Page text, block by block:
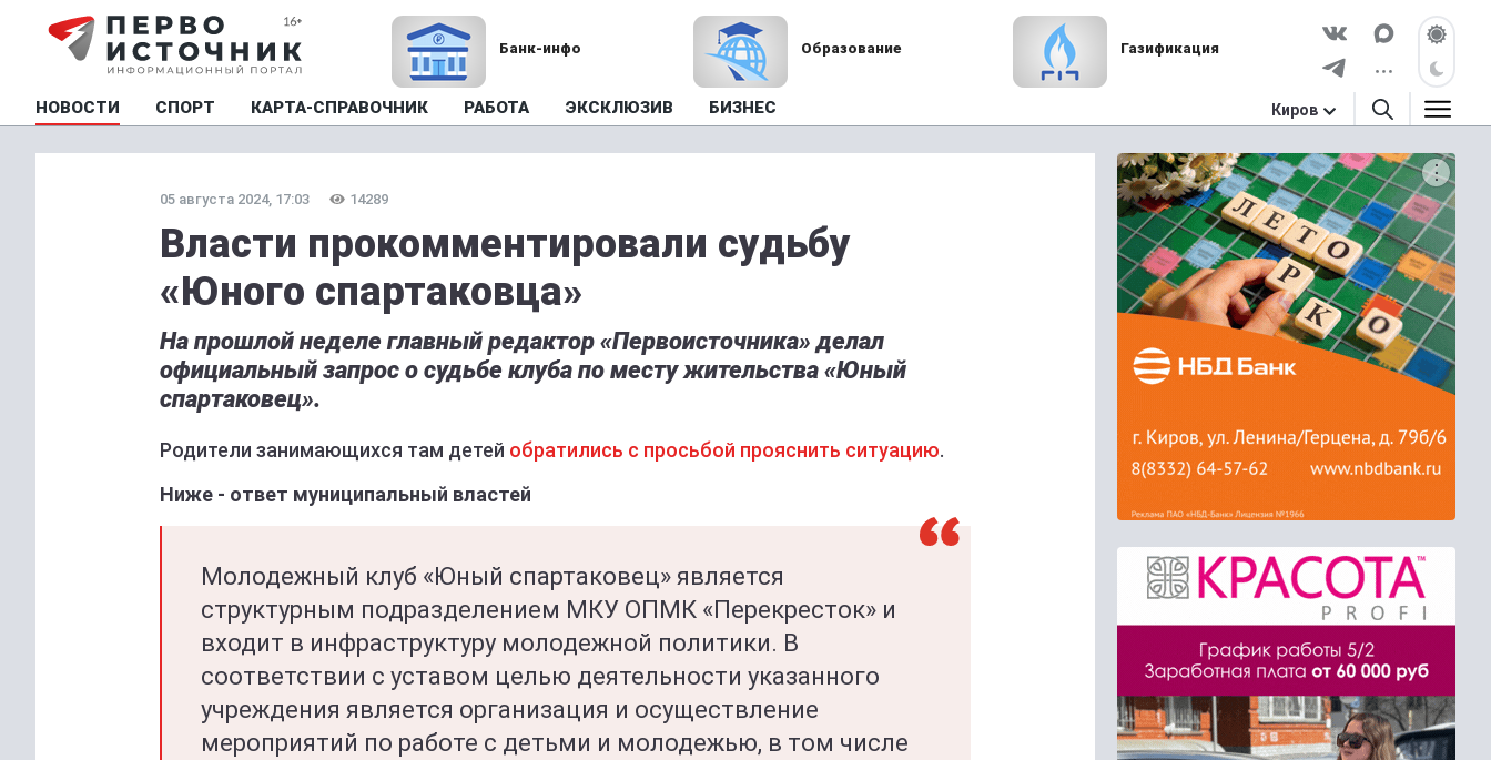
Банк-инфо Образование Газификация
НОВОСТИ СПОРТ КАРТА-СПРАВОЧНИК РАБОТА ЭКСКЛЮЗИВ БИЗНЕС Киров
05 августа 2024, 17:03 14289
Власти прокомментировали судьбу
«Юного спартаковца»
На прошлой неделе главный редактор «Первоисточника» делал
официальный запрос о судьбе клуба по месту жительства «Юный
спартаковец».
Родители занимающихся там детей обратились с просьбой прояснить ситуацию.
Ниже - ответ муниципальный властей
Молодежный клуб «Юный спартаковец» является
структурным подразделением МКУ ОПМК «Перекресток» и
входит в инфраструктуру молодежной политики. В
соответствии с уставом целью деятельности указанного
учреждения является организация и осуществление
мероприятий по работе с детьми и молодежью, в том числе